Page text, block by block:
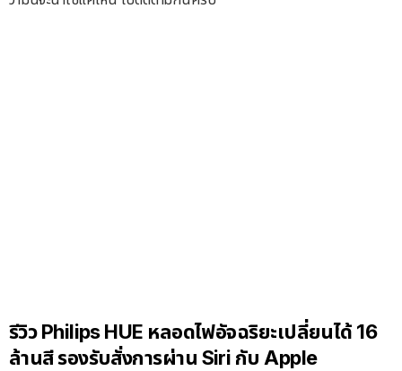
รีวิว Philips HUE หลอดไฟอัจฉริยะเปลี่ยนได้ 16
ล้านสี รองรับสั่งการผ่าน Siri กับ Apple